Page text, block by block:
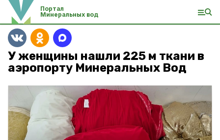
Портал
Минеральных вод
У женщины нашли 225 м ткани в
аэропорту Минеральных Вод